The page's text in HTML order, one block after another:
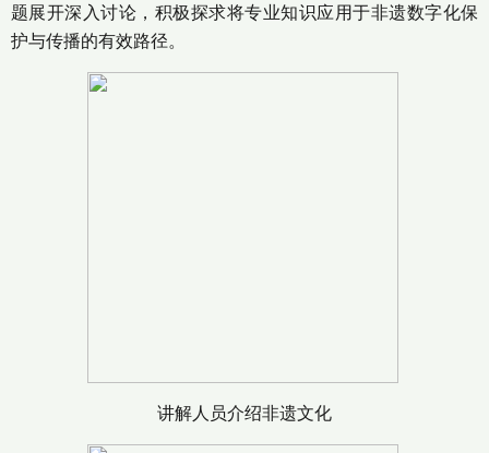
题展开深入讨论，积极探求将专业知识应用于非遗数字化保
护与传播的有效路径。
讲解人员介绍非遗文化